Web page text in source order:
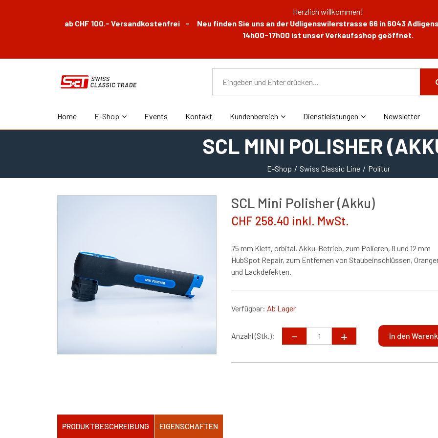
Herzlich willkommen!
ab CHF 100.- Versandkostenfrei - Neu finden Sie uns an der Udligenswilerstrasse 66 in 6043
14h00-17h00 ist unser Verkaufsshop geöffnet.
Home E-Shop Events Kontakt Kundenbereich Dienstleistungen Newsletter
SCL MINI POLISHER
E-Shop Swiss Classic Line Politur
SCL Mini Polisher (Akku)
CHF 258.40 inkl. MwSt.
75 mm Klett, orbital, Akku-Betrieb, zum Polieren, 8 und 12 mm
HubSpot Repair, zum Entfernen von Staubeinschlüssen,
und Lackdefekten.
Verfügbar: Ab Lager
Anzahl (Stk.):
PRODUKTBESCHREIBUNG EIGENSCHAFTEN